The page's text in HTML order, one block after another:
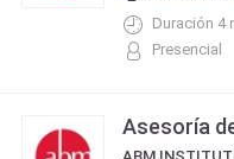
Duración 4
Presencial
Asesoría